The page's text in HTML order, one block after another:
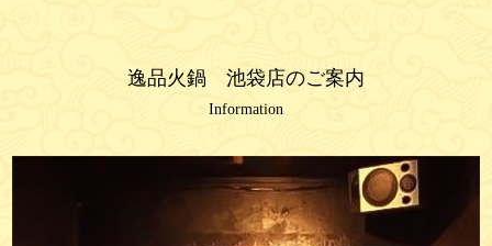
逸品火鍋 池袋店のご案内
Information